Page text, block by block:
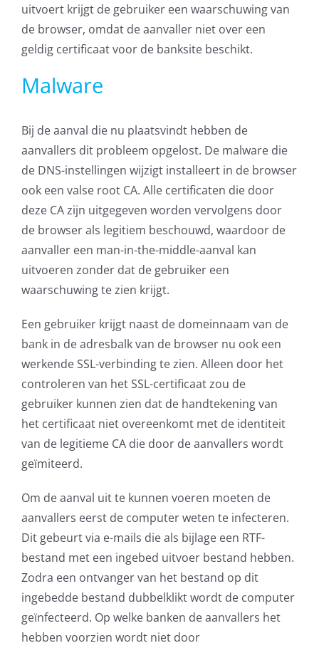
uitvoert krijgt de gebruiker een waarschuwing van
de browser, omdat de aanvaller niet over een
geldig certificaat voor de banksite beschikt.
Malware
Bij de aanval die nu plaatsvindt hebben de
aanvallers dit probleem opgelost. De malware die
de DNS-instellingen wijzigt installeert in de browser
ook een valse root CA. Alle certificaten die door
deze CA zijn uitgegeven worden vervolgens door
de browser als legitiem beschouwd, waardoor de
aanvaller een man-in-the-middle-aanval kan
uitvoeren zonder dat de gebruiker een
waarschuwing te zien krijgt.
Een gebruiker krijgt naast de domeinnaam van de
bank in de adresbalk van de browser nu ook een
werkende SSL-verbinding te zien. Alleen door het
controleren van het SSL-certificaat zou de
gebruiker kunnen zien dat de handtekening van
het certificaat niet overeenkomt met de identiteit
van de legitieme CA die door de aanvallers wordt
geïmiteerd.
Om de aanval uit te kunnen voeren moeten de
aanvallers eerst de computer weten te infecteren.
Dit gebeurt via e-mails die als bijlage een RTF-
bestand met een ingebed uitvoer bestand hebben.
Zodra een ontvanger van het bestand op dit
ingebedde bestand dubbelklikt wordt de computer
geïnfecteerd. Op welke banken de aanvallers het
hebben voorzien wordt niet door